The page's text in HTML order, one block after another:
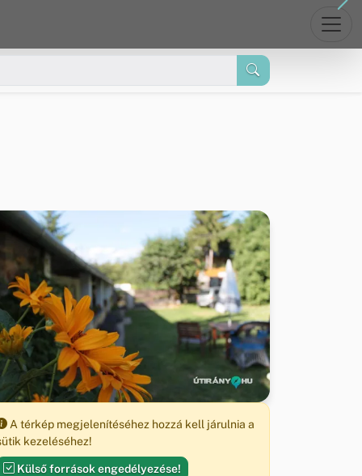
A térkép megjelenítéséhez hozzá kell járulnia a
kezeléséhez!
Külső források engedélyezése!